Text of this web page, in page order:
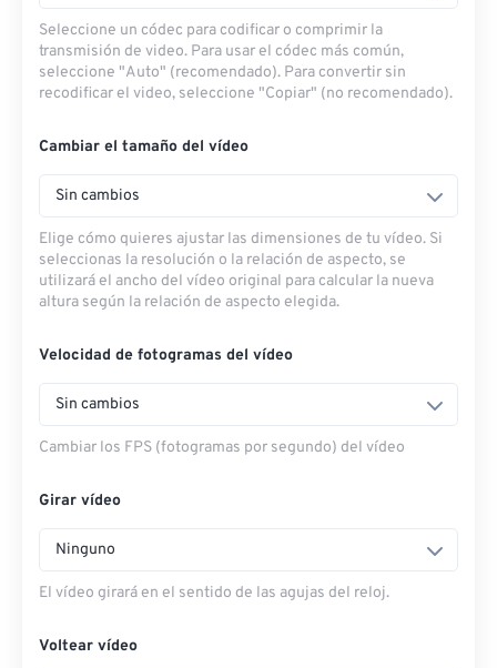
Seleccione un códec para codificar o comprimir la
transmisión de video. Para usar el códec más común,
seleccione "Auto" (recomendado). Para convertir sin
recodificar el video, seleccione "Copiar" (no recomendado).
Cambiar el tamaño del vídeo
Sin cambios
Elige cómo quieres ajustar las dimensiones de tu vídeo. Si
seleccionas la resolución o la relación de aspecto, se
utilizará el ancho del vídeo original para calcular la nueva
altura según la relación de aspecto elegida.
Velocidad de fotogramas del vídeo
Sin cambios
Cambiar los FPS (fotogramas por segundo) del vídeo
Girar vídeo
Ninguno
El vídeo girará en el sentido de las agujas del reloj.
Voltear vídeo